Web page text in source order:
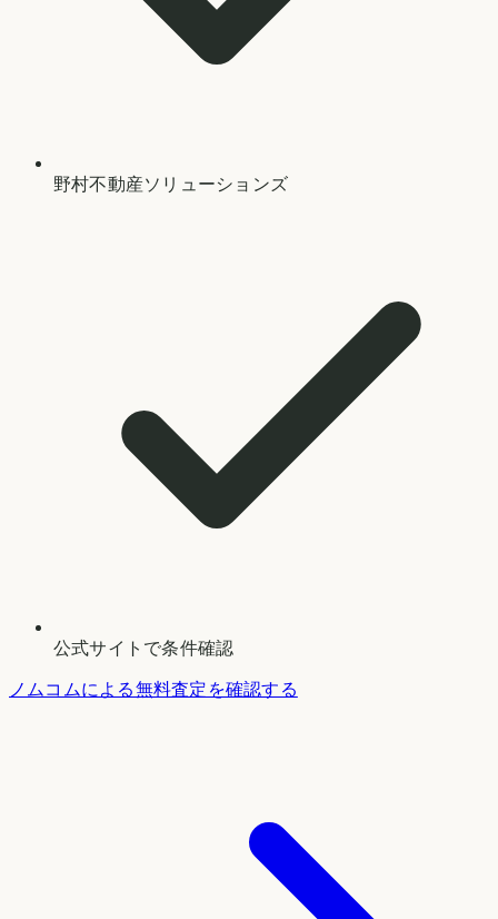
野村不動産ソリューションズ
公式サイトで条件確認
ノムコムによる無料査定を確認する